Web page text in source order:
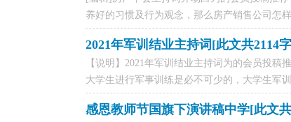
养好的习惯及行为观念，那么房产销售公司怎
2021年军训结业主持词[此文共2114
【说明】2021年军训结业主持词为的会员投
大学生进行军事训练是必不可少的，大学生军
感恩教师节国旗下演讲稿中学[此文